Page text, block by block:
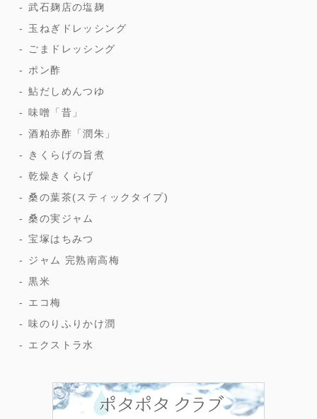
武石麹店の塩麹
玉ねぎドレッシング
ごまドレッシング
ポン酢
鮎だしめんつゆ
味噌「昔」
酒粕赤酢「潤朱」
きくらげの旨煮
乾燥きくらげ
桑の葉茶(スティックタイプ)
桑の実ジャム
宝塚はちみつ
ジャム 完熟南高梅
黒米
エコ梅
味のりふりかけ潤
エクストラ水